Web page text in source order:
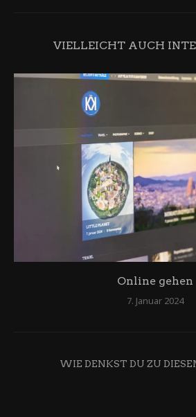
VIELLEICHT AUCH
Online gehen
7. Januar 2024
WIE DENKST DU ZU